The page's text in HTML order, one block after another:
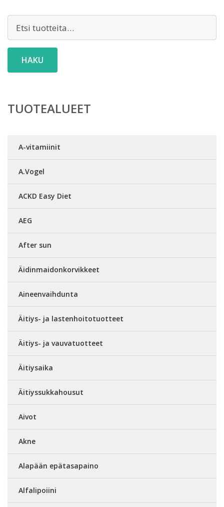
HAKU
TUOTEALUEET
A-vitamiinit
A.Vogel
ACKD Easy Diet
AEG
After sun
Äidinmaidonkorvikkeet
Aineenvaihdunta
Äitiys- ja lastenhoitotuotteet
Äitiys- ja vauvatuotteet
Äitiysaika
Äitiyssukkahousut
Aivot
Akne
Alapään epätasapaino
Alfalipoiini